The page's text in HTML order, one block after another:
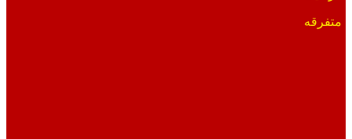
متفرقه